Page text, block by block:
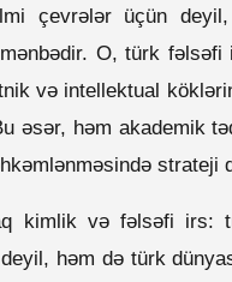
çevrələr üçün
O, türk
və intellektual
əsər, həm akademik
strateji
kimlik və fəlsəfi irs:
həm də türk